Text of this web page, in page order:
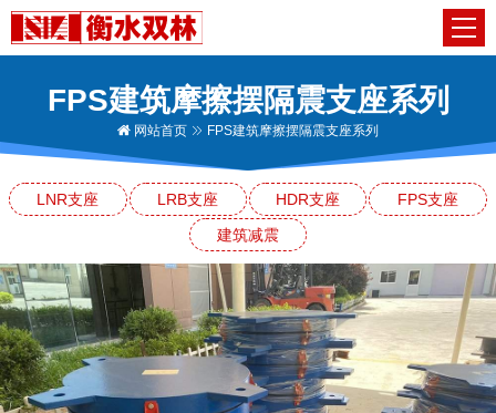
FPS建筑摩擦摆隔震支座系列
网站首页 FPS建筑摩擦摆隔震支座系列
LNR支座 LRB支座 HDR支座
FPS支座
建筑减震